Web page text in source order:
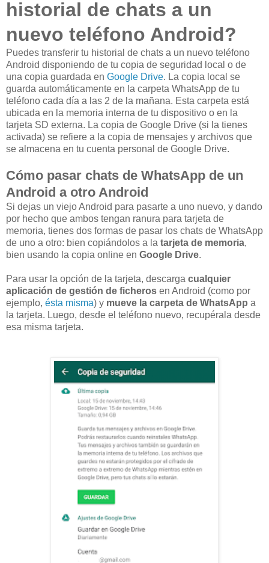
historial de chats a un
nuevo teléfono Android?
Puedes transferir tu historial de chats a un nuevo teléfono
Android disponiendo de tu copia de seguridad local o de
una copia guardada en Google Drive. La copia local se
guarda automáticamente en la carpeta WhatsApp de tu
teléfono cada día a las 2 de la mañana. Esta carpeta está
ubicada en la memoria interna de tu dispositivo o en la
tarjeta SD externa. La copia de Google Drive (si la tienes
activada) se refiere a la copia de mensajes y archivos que
se almacena en tu cuenta personal de Google Drive.
Cómo pasar chats de WhatsApp de un
Android a otro Android
Si dejas un viejo Android para pasarte a uno nuevo, y dando
por hecho que ambos tengan ranura para tarjeta de
memoria, tienes dos formas de pasar los chats de WhatsApp
de uno a otro: bien copiándolos a la tarjeta de memoria,
bien usando la copia online en Google Drive.
Para usar la opción de la tarjeta, descarga cualquier
aplicación de gestión de ficheros en Android (como por
ejemplo, ésta misma) y mueve la carpeta de WhatsApp a
la tarjeta. Luego, desde el teléfono nuevo, recupérala desde
esa misma tarjeta.